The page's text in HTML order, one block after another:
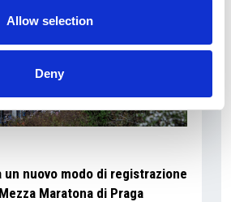
Allow selection
Deny
un nuovo modo di registrazione
Maratona di Praga